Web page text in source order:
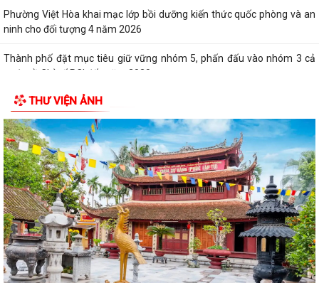
Phường Việt Hòa khai mạc lớp bồi dưỡng kiến thức quốc phòng và an
ninh cho đối tượng 4 năm 2026
Thành phố đặt mục tiêu giữ vững nhóm 5, phấn đấu vào nhóm 3 cả
nước về Chỉ số PCI đến năm 2030
Bảo đảm thực hiện chính sách bảo hiểm y tế đối với học sinh, sinh viên
năm học 2026-2027
Công đoàn phường Việt Hòa tổ chức tập huấn kỹ năng thương lượng,
ký kết thỏa ước lao động tập thể
THƯ KHEN CỦA UBND PHƯỜNG GỬI CÁN BỘ, CHIẾN SĨ CÔNG AN
PHƯỜNG
KỶ NIỆM 79 NĂM NGÀY THƯƠNG BINH - LIỆT SĨ (27/7/1947 -
27/7/2026)
THƯ VIỆN ẢNH